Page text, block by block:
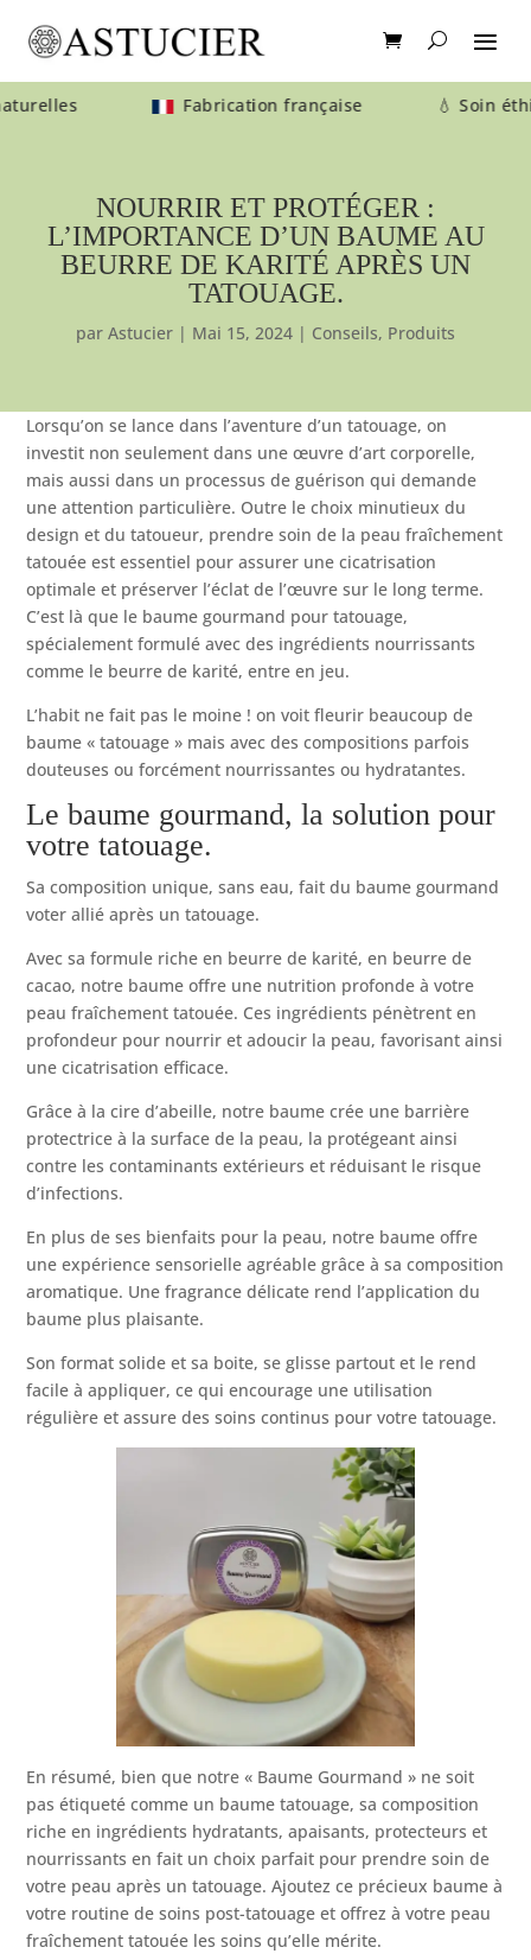
Fabrication française 💧 Soin
NOURRIR ET PROTÉGER :
L’IMPORTANCE D’UN BAUME AU
BEURRE DE KARITÉ APRÈS UN
TATOUAGE.
par Astucier | Mai 15, 2024 | Conseils, Produits
Lorsqu’on se lance dans l’aventure d’un tatouage, on
investit non seulement dans une œuvre d’art corporelle,
mais aussi dans un processus de guérison qui demande
une attention particulière. Outre le choix minutieux du
design et du tatoueur, prendre soin de la peau fraîchement
tatouée est essentiel pour assurer une cicatrisation
optimale et préserver l’éclat de l’œuvre sur le long terme.
C’est là que le baume gourmand pour tatouage,
spécialement formulé avec des ingrédients nourrissants
comme le beurre de karité, entre en jeu.
L’habit ne fait pas le moine ! on voit fleurir beaucoup de
baume « tatouage » mais avec des compositions parfois
douteuses ou forcément nourrissantes ou hydratantes.
Le baume gourmand, la solution pour
votre tatouage.
Sa composition unique, sans eau, fait du baume gourmand
voter allié après un tatouage.
Avec sa formule riche en beurre de karité, en beurre de
cacao, notre baume offre une nutrition profonde à votre
peau fraîchement tatouée. Ces ingrédients pénètrent en
profondeur pour nourrir et adoucir la peau, favorisant ainsi
une cicatrisation efficace.
Grâce à la cire d’abeille, notre baume crée une barrière
protectrice à la surface de la peau, la protégeant ainsi
contre les contaminants extérieurs et réduisant le risque
d’infections.
En plus de ses bienfaits pour la peau, notre baume offre
une expérience sensorielle agréable grâce à sa composition
aromatique. Une fragrance délicate rend l’application du
baume plus plaisante.
Son format solide et sa boite, se glisse partout et le rend
facile à appliquer, ce qui encourage une utilisation
régulière et assure des soins continus pour votre tatouage.
En résumé, bien que notre « Baume Gourmand » ne soit
pas étiqueté comme un baume tatouage, sa composition
riche en ingrédients hydratants, apaisants, protecteurs et
nourrissants en fait un choix parfait pour prendre soin de
votre peau après un tatouage. Ajoutez ce précieux baume à
votre routine de soins post-tatouage et offrez à votre peau
fraîchement tatouée les soins qu’elle mérite.